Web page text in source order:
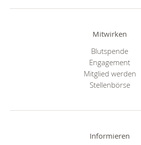
Mitwirken
Blutspende
Engagement
Mitglied werden
Stellenbörse
Informieren